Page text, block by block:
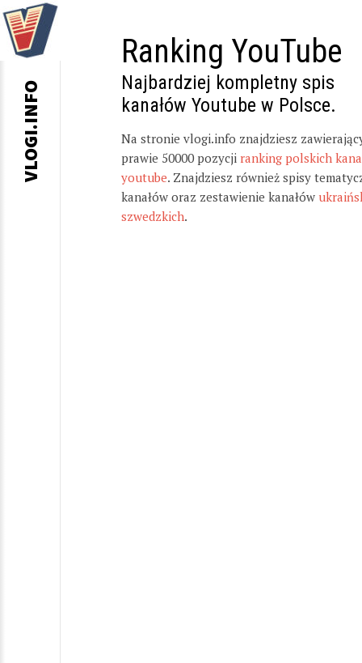
Ranking YouTube
Najbardziej kompletny spis
kanałów Youtube w Polsce.
Na stronie vlogi.info znajdziesz
prawie 50000 pozycji ranking polskich
youtube. Znajdziesz również spisy
kanałów oraz zestawienie kanałów
szwedzkich.
VLOGI.INFO